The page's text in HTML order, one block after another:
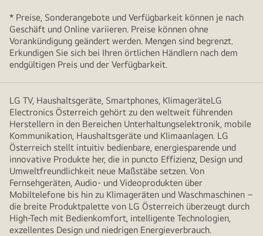
* Preise, Sonderangebote und Verfügbarkeit können je nach
Geschäft und Online variieren. Preise können ohne
Vorankündigung geändert werden. Mengen sind begrenzt.
Erkundigen Sie sich bei Ihren örtlichen Händlern nach dem
endgültigen Preis und der Verfügbarkeit.
LG TV, Haushaltsgeräte, Smartphones, KlimageräteLG
Electronics Österreich gehört zu den weltweit führenden
Herstellern in den Bereichen Unterhaltungselektronik, mobile
Kommunikation, Haushaltsgeräte und Klimaanlagen. LG
Österreich stellt intuitiv bedienbare, energiesparende und
innovative Produkte her, die in puncto Effizienz, Design und
Umweltfreundlichkeit neue Maßstäbe setzen. Von
Fernsehgeräten, Audio- und Videoprodukten über
Mobiltelefone bis hin zu Klimageräten und Waschmaschinen –
die breite Produktpalette von LG Österreich überzeugt durch
High-Tech mit Bedienkomfort, intelligente Technologien,
exzellentes Design und niedrigen Energieverbrauch.